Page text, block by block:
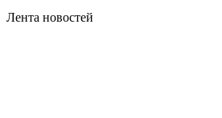
Лента новостей